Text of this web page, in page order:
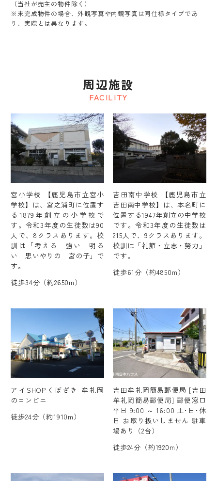
（当社が売主の物件除く）
※未完成物件の場合、外観写真や内観写真は同仕様タイプであ
り、実際とは異なります。
FACILITY
周辺施設
宮小学校 【鹿児島市立宮小
学校】は、宮之浦町に位置す
る1879年創立の小学校で
す。令和3年度の生徒数は90
人で、8クラスあります。校
訓は「考える 強い 明る
い 思いやりの 宮の子」で
す。
徒歩34分（約2650m）
吉田南中学校 【鹿児島市立
吉田南中学校】は、本名町に
位置する1947年創立の中学校
です。令和3年度の生徒数は
215人で、9クラスあります。
校訓は「礼節・立志・努力」
です。
徒歩61分（約4850m）
アイSHOPくぼざき 牟礼岡
のコンビニ
徒歩24分（約1910m）
吉田牟礼岡簡易郵便局 [吉田
牟礼岡簡易郵便局] 郵便窓口
平日 9:00 ～ 16:00 土･日･休
日 お取り扱いしません 駐車
場あり（2台）
徒歩24分（約1920m）